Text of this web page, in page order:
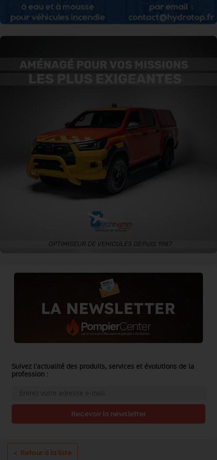
< Retour à la liste
Suivez l'actualité des produits, services et évolutions de la
profession :
Recevoir la newsletter